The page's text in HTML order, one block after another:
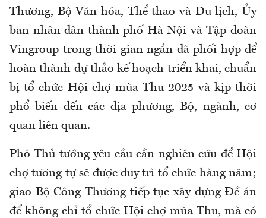
Thương, Bộ Văn hóa, Thể thao và Du lịch, Ủy
ban nhân dân thành phố Hà Nội và Tập đoàn
Vingroup trong thời gian ngắn đã phối hợp để
hoàn thành dự thảo kế hoạch triển khai, chuẩn
bị tổ chức Hội chợ mùa Thu 2025 và kịp thời
phổ biến đến các địa phương, Bộ, ngành, cơ
quan liên quan.
Phó Thủ tướng yêu cầu cần nghiên cứu để Hội
chợ tương tự sẽ được duy trì tổ chức hàng năm;
giao Bộ Công Thương tiếp tục xây dựng Đề án
để không chỉ tổ chức Hội chợ mùa Thu, mà có